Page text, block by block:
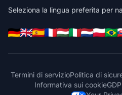
Seleziona la lingua preferita per
Termini di servizioPolitica di
Informativa sui cookie